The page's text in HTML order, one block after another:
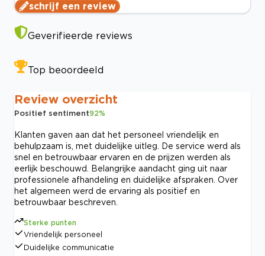
schrijf een review
Geverifieerde reviews
Top beoordeeld
Review overzicht
Positief sentiment92%
Klanten gaven aan dat het personeel vriendelijk en
behulpzaam is, met duidelijke uitleg. De service werd als
snel en betrouwbaar ervaren en de prijzen werden als
eerlijk beschouwd. Belangrijke aandacht ging uit naar
professionele afhandeling en duidelijke afspraken. Over
het algemeen werd de ervaring als positief en
betrouwbaar beschreven.
Sterke punten
Vriendelijk personeel
Duidelijke communicatie